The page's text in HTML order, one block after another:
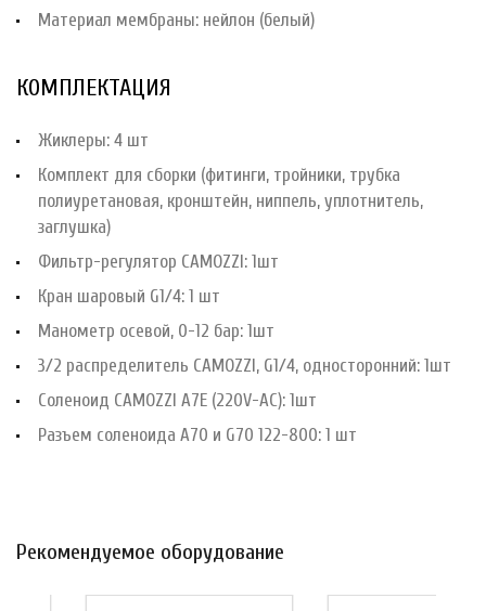
Материал мембраны: нейлон (белый)
КОМПЛЕКТАЦИЯ
Жиклеры: 4 шт
Комплект для сборки (фитинги, тройники, трубка
полиуретановая, кронштейн, ниппель, уплотнитель,
заглушка)
Фильтр-регулятор CAMOZZI: 1шт
Кран шаровый G1/4: 1 шт
Манометр осевой, 0-12 бар: 1шт
3/2 распределитель CAMOZZI, G1/4, односторонний: 1шт
Соленоид CAMOZZI A7E (220V-AC): 1шт
Разъем соленоида A70 и G70 122-800: 1 шт
Рекомендуемое оборудование